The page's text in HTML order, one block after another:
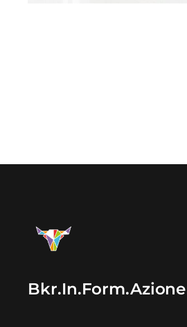
Bkr.In.Form.Azione